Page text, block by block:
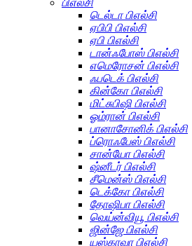
பிஎல்சி
டெல்டா பிஎல்சி
ஏபிபி பிஎல்சி
ஏபி பிஎல்சி
டான்ஃபோஸ் பிஎல்சி
எமெரோசன் பிஎல்சி
ஃபடெக் பிஎல்சி
கின்கோ பிஎல்சி
மிட்சுபிஷி பிஎல்சி
ஓம்ரான் பிஎல்சி
பானாசோனிக் பிஎல்சி
ப்ரொஃபேஸ் பிஎல்சி
சான்யோ பிஎல்சி
ஷ்னீடர் பிஎல்சி
சீமென்ஸ் பிஎல்சி
டெக்கோ பிஎல்சி
தோஷிபா பிஎல்சி
வெய்ன்வியூ பிஎல்சி
ஜின்ஜே பிஎல்சி
யஸ்காவா பிஎல்சி